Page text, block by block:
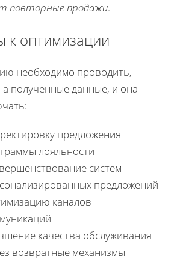
повторные продажи.
к оптимизации
необходимо проводить,
полученные данные, и она
предложения
лояльности
систем
предложений
каналов
качества обслуживания
возвратные механизмы